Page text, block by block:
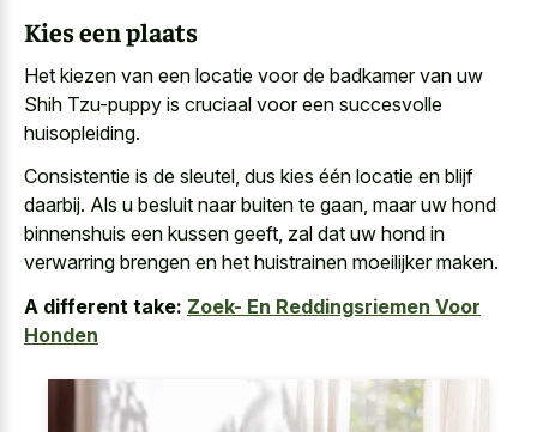
Kies een plaats
Het kiezen van een locatie voor de badkamer van uw
Shih Tzu-puppy is cruciaal voor een succesvolle
huisopleiding.
Consistentie is de sleutel, dus kies één locatie en blijf
daarbij. Als u besluit naar buiten te gaan, maar uw hond
binnenshuis een kussen geeft, zal dat uw hond in
verwarring brengen en het huistrainen moeilijker maken.
A different take: Zoek- En Reddingsriemen Voor
Honden